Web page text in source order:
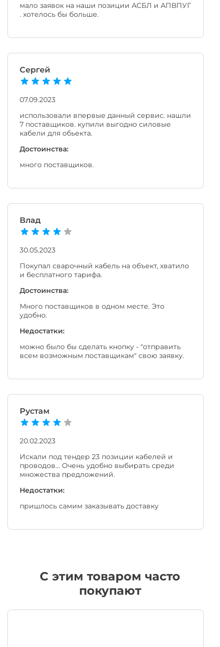
мало заявок на наши позиции АСБЛ и АПВПУГ
. хотелось бы больше.
Сергей
07.09.2023
использовали впервые данный сервис. нашли
7 поставщиков. купили выгодно силовые
кабели для обьекта.
Достоинства:
много поставщиков.
Влад
30.05.2023
Покупал сварочный кабель на объект, хватило
и бесплатного тарифа.
Достоинства:
Много поставщиков в одном месте. Это
удобно.
Недостатки:
можно было бы сделать кнопку - "отправить
всем возможным поставщикам" свою заявку.
Рустам
20.02.2023
Искали под тендер 23 позиции кабелей и
проводов... Очень удобно выбирать среди
множества предложений.
Недостатки:
пришлось самим заказывать доставку
C этим товаром часто
покупают